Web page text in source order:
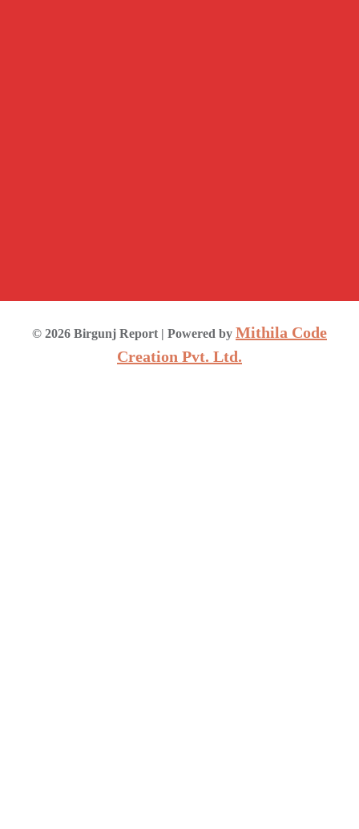
© 2026 Birgunj Report | Powered by Mithila Code
Creation Pvt. Ltd.